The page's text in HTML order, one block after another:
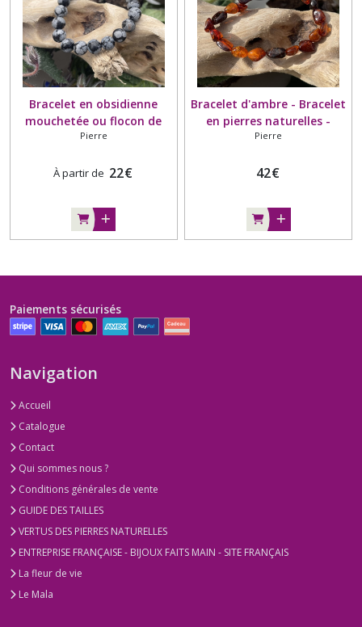
Bracelet en obsidienne
mouchetée ou flocon de
neige - Bracelet en pierre
Pierre
À partir de 22€
Bracelet d'ambre - Bracelet
en pierres naturelles -
Forme nuggets - Lituanie
Pierre
42€
Paiements sécurisés
Navigation
Accueil
Catalogue
Contact
Qui sommes nous ?
Conditions générales de vente
GUIDE DES TAILLES
VERTUS DES PIERRES NATURELLES
ENTREPRISE FRANÇAISE - BIJOUX FAITS MAIN - SITE FRANÇAIS
La fleur de vie
Le Mala